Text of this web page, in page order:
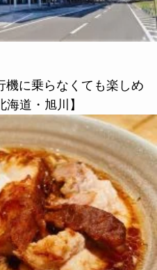
機に乗らなくても楽しめ
道・旭川】